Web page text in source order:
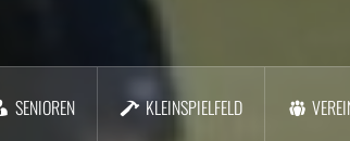
SENIOREN KLEINSPIELFELD